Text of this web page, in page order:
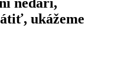
nedarí,
ukážeme